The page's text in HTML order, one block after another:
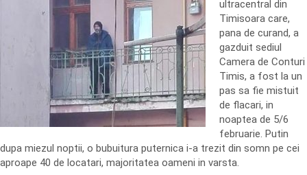
ultracentral din
Timisoara care,
pana de curand, a
gazduit sediul
Camera de Conturi
Timis, a fost la un
pas sa fie mistuit
de flacari, in
noaptea de 5/6
februarie. Putin
dupa miezul noptii, o bubuitura puternica i-a trezit din somn pe cei
aproape 40 de locatari, majoritatea oameni in varsta.